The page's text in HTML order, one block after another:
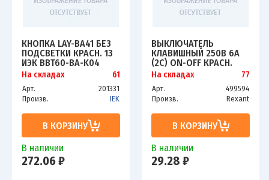
КНОПКА LAY-BA41 БЕЗ
ПОДСВЕТКИ КРАСН. 1З
ИЭК BBT60-BA-K04
На складах 61
Арт.
201331
Произв.
IEK
В КОРЗИНУ
В наличии
272.06 ₽
ВЫКЛЮЧАТЕЛЬ
КЛАВИШНЫЙ 250В 6А
(2С) ON-OFF КРАСН.
MINI (RWB-201 SC-768)
REXANT 36-2111
На складах 77
Арт.
499594
Произв.
Rexant
В КОРЗИНУ
В наличии
29.28 ₽